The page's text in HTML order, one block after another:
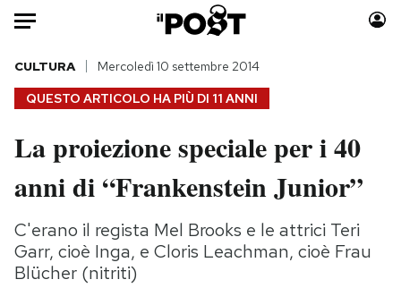
Auto
HOME
Italia
Politica
Tecnologia
Internet
Scienza
Moda
Consumismi
Storie/Idee
Ok Boomer!
QUESTO ARTICOLO HA PIÙ DI 11 ANNI
CULTURA Mercoledì 10 settembre 2014
La proiezione speciale per i 40
anni di “Frankenstein Junior”
C'erano il regista Mel Brooks e le attrici Teri
Garr, cioè Inga, e Cloris Leachman, cioè Frau
Blücher (nitriti)